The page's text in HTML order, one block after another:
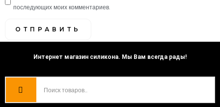
последующих моих комментариев.
Интернет магазин силикона. Мы Вам всегда рады!